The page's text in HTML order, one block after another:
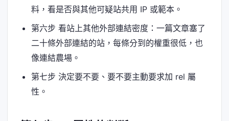
料，看是否與其他可疑站共用 IP 或範本。
第六步 看站上其他外部連結密度：一篇文章塞了
二十條外部連結的站，每條分到的權重很低，也
像連結農場。
第七步 決定要不要、要不要主動要求加 rel 屬
性。